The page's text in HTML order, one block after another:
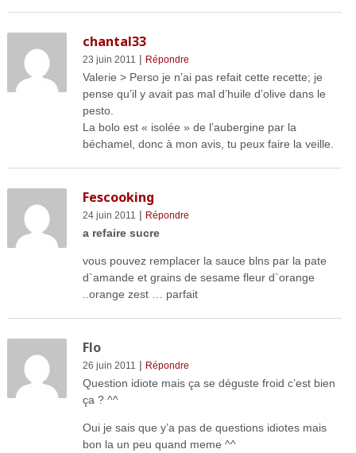
chantal33
23 juin 2011 | Répondre
Valerie > Perso je n’ai pas refait cette recette; je
pense qu’il y avait pas mal d’huile d’olive dans le
pesto.
La bolo est « isolée » de l’aubergine par la
béchamel, donc à mon avis, tu peux faire la veille.
Fescooking
24 juin 2011 | Répondre
a refaire sucre
vous pouvez remplacer la sauce blns par la pate
d`amande et grains de sesame fleur d`orange
..orange zest … parfait
Flo
26 juin 2011 | Répondre
Question idiote mais ça se déguste froid c’est bien
ça ? ^^
Oui je sais que y’a pas de questions idiotes mais
bon la un peu quand meme ^^